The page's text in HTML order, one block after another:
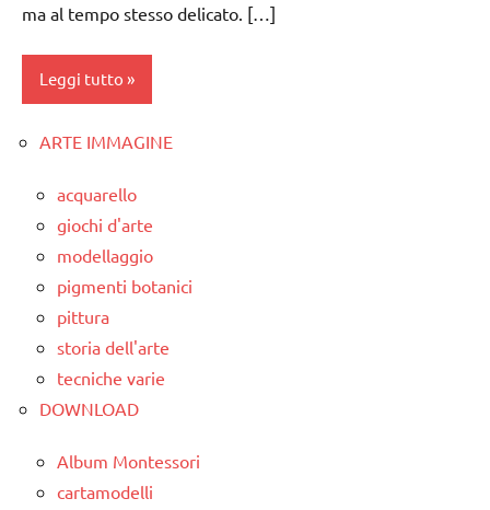
ma al tempo stesso delicato. […]
Leggi tutto
classe
GUIDA
DIDATTICA
MONTESSORI
lavarsi
LAVORETTI
ARTE IMMAGINE
acquarello
giochi d'arte
modellaggio
pigmenti botanici
pittura
storia dell'arte
tecniche varie
DOWNLOAD
Album Montessori
cartamodelli